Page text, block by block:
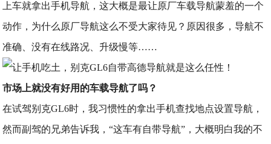
上车就拿出手机导航，这大概是最让原厂车载导航蒙羞的一个
动作，为什么原厂导航这么不受大家待见？原因很多，导航不
准确、没有在线路况、升级慢等……
市场上就没有好用的车载导航了吗？
在试驾别克GL6时，我习惯性的拿出手机查找地点设置导航，
然而副驾的兄弟告诉我，“这车有自带导航”，大概明白我的不